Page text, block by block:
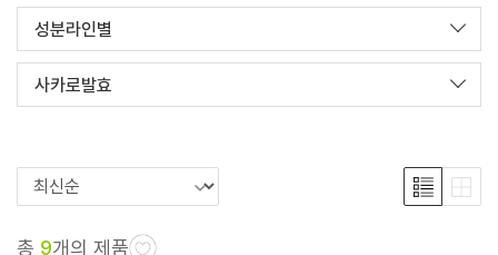
성분라인별
사카로발효
총 9개의 제품